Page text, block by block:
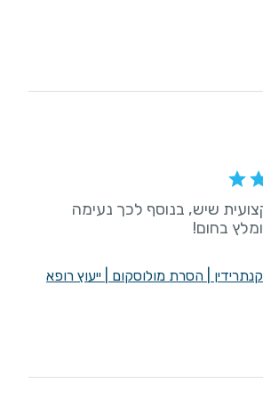
שיש, בנוסף לכך נעימה
בחום!
הסרת מולוסקום
ייעוץ רופא